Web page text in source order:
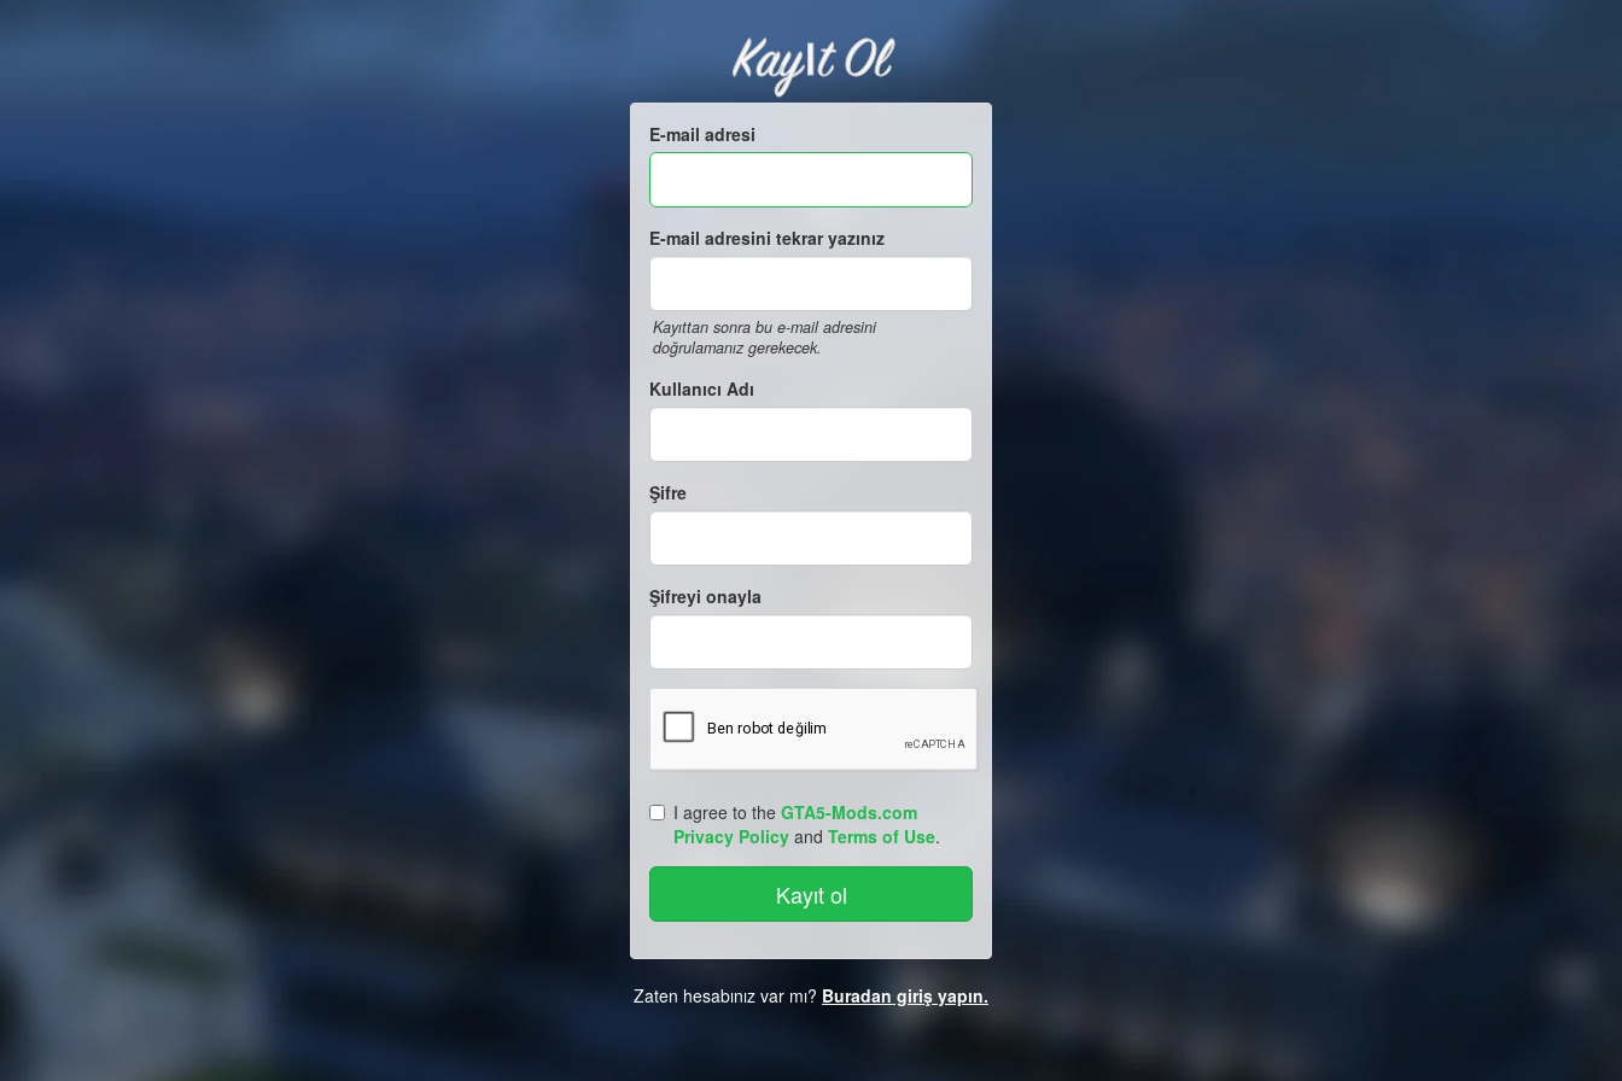
Kayıt Ol
E-mail adresi
E-mail adresini tekrar yazınız
Kayıttan sonra bu e-mail adresini
doğrulamanız gerekecek.
Kullanıcı Adı
Şifre
Şifreyi onayla
I agree to the GTA5-Mods.com
Privacy Policy and Terms of Use.
Zaten hesabınız var mı? Buradan giriş yapın.